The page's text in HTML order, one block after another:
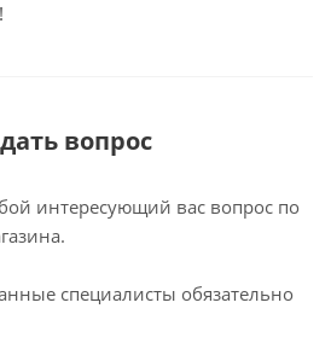
вопрос
интересующий вас вопрос по
специалисты обязательно